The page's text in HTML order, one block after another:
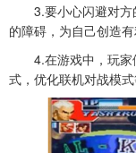
3.要小心闪避对方
的障碍，为自己创造有
4.在游戏中，玩家
式，优化联机对战模式